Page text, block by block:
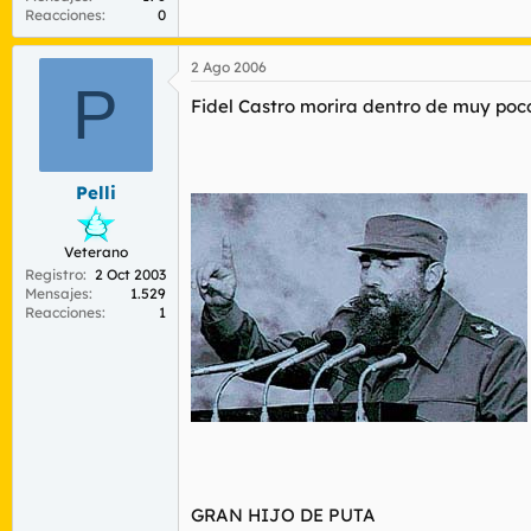
Reacciones
0
P
Pelli
Veterano
Registro
2 Oct 2003
Mensajes
1.529
Reacciones
1
2 Ago 2006
Fidel Castro morira dentro de muy
GRAN HIJO DE PUTA